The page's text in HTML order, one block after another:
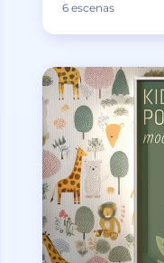
6 escenas